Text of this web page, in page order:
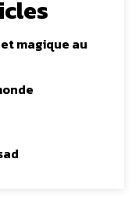
magique au